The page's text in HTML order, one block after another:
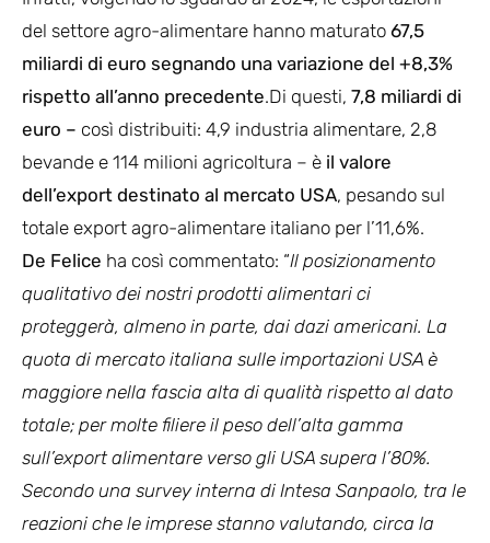
del settore agro-alimentare hanno maturato 67,5
miliardi di euro segnando una variazione del +8,3%
rispetto all’anno precedente.Di questi, 7,8 miliardi di
euro – così distribuiti: 4,9 industria alimentare, 2,8
bevande e 114 milioni agricoltura – è il valore
dell’export destinato al mercato USA, pesando sul
totale export agro-alimentare italiano per l’11,6%.
De Felice ha così commentato: “Il posizionamento
qualitativo dei nostri prodotti alimentari ci
proteggerà, almeno in parte, dai dazi americani. La
quota di mercato italiana sulle importazioni USA è
maggiore nella fascia alta di qualità rispetto al dato
totale; per molte filiere il peso dell’alta gamma
sull’export alimentare verso gli USA supera l’80%.
Secondo una survey interna di Intesa Sanpaolo, tra le
reazioni che le imprese stanno valutando, circa la